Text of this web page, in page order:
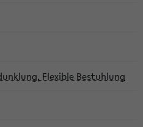
Flexible Bestuhlung